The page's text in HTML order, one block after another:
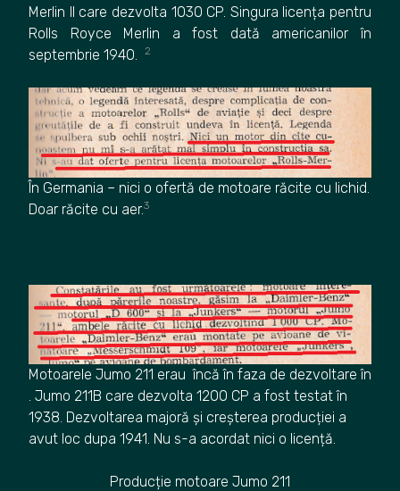
Merlin II care dezvolta 1030 CP. Singura licența pentru
Rolls Royce Merlin a fost dată americanilor în
septembrie 1940.
2
În Germania – nici o ofertă de motoare răcite cu lichid.
Doar răcite cu aer.3
Motoarele Jumo 211 erau încă în faza de dezvoltare în
. Jumo 211B care dezvolta 1200 CP a fost testat în
1938. Dezvoltarea majoră și creșterea producției a
avut loc dupa 1941. Nu s-a acordat nici o licență.
Producție motoare Jumo 211